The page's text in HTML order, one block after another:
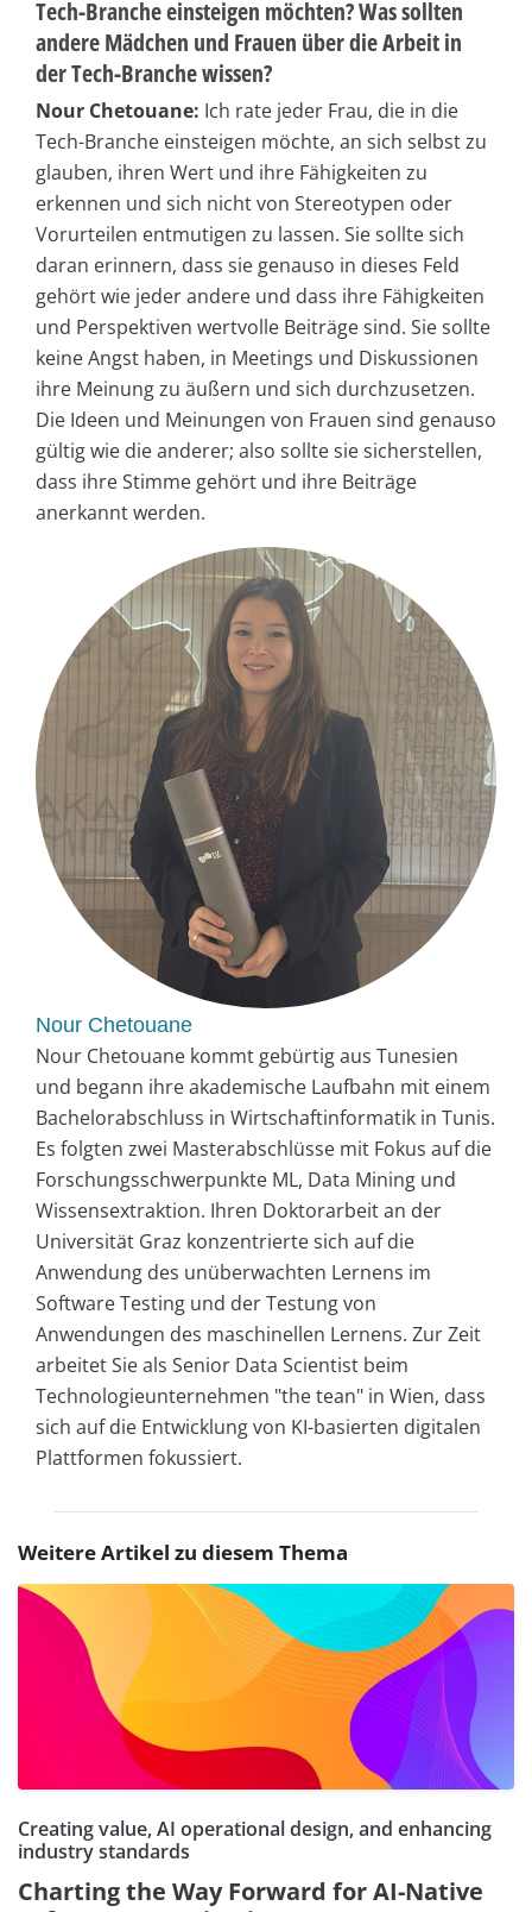
Tech-Branche einsteigen möchten? Was sollten
andere Mädchen und Frauen über die Arbeit in
der Tech-Branche wissen?
Nour Chetouane: Ich rate jeder Frau, die in die
Tech-Branche einsteigen möchte, an sich selbst zu
glauben, ihren Wert und ihre Fähigkeiten zu
erkennen und sich nicht von Stereotypen oder
Vorurteilen entmutigen zu lassen. Sie sollte sich
daran erinnern, dass sie genauso in dieses Feld
gehört wie jeder andere und dass ihre Fähigkeiten
und Perspektiven wertvolle Beiträge sind. Sie sollte
keine Angst haben, in Meetings und Diskussionen
ihre Meinung zu äußern und sich durchzusetzen.
Die Ideen und Meinungen von Frauen sind genauso
gültig wie die anderer; also sollte sie sicherstellen,
dass ihre Stimme gehört und ihre Beiträge
anerkannt werden.
Nour Chetouane
Nour Chetouane kommt gebürtig aus Tunesien
und begann ihre akademische Laufbahn mit einem
Bachelorabschluss in Wirtschaftinformatik in Tunis.
Es folgten zwei Masterabschlüsse mit Fokus auf die
Forschungsschwerpunkte ML, Data Mining und
Wissensextraktion. Ihren Doktorarbeit an der
Universität Graz konzentrierte sich auf die
Anwendung des unüberwachten Lernens im
Software Testing und der Testung von
Anwendungen des maschinellen Lernens. Zur Zeit
arbeitet Sie als Senior Data Scientist beim
Technologieunternehmen "the tean" in Wien, dass
sich auf die Entwicklung von KI-basierten digitalen
Plattformen fokussiert.
Weitere Artikel zu diesem Thema
Creating value, AI operational design, and enhancing
industry standards
Charting the Way Forward for AI-Native